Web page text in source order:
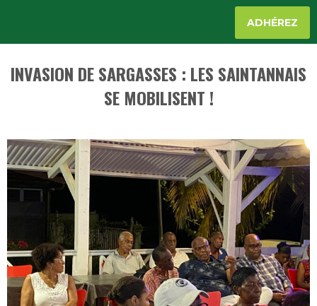
ADHÉREZ
INVASION DE SARGASSES : LES SAINTANNAIS
SE MOBILISENT !